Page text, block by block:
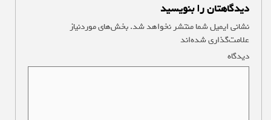
دیدگاهتان را بنویسید
نشانی ایمیل شما منتشر نخواهد شد.بخش‌های موردنیاز
علامت‌گذاری شده‌اند
دیدگاه